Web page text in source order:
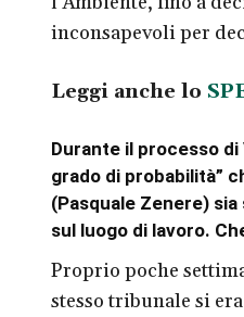
inconsapevoli per
Leggi anche lo
Durante il processo
grado di probabilità”
(Pasquale Zenere)
sul luogo di lavoro.
Proprio poche
stesso tribunale si